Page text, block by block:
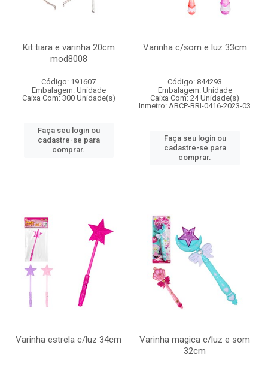
Kit tiara e varinha 20cm
mod8008
Código: 191607
Embalagem: Unidade
Caixa Com: 300 Unidade(s)
Faça seu login ou
cadastre-se para
comprar.
Varinha c/som e luz 33cm
Código: 844293
Embalagem: Unidade
Caixa Com: 24 Unidade(s)
Inmetro: ABCP-BRI-0416-2023-03
Faça seu login ou
cadastre-se para
comprar.
Varinha estrela c/luz 34cm
Varinha magica c/luz e som
32cm